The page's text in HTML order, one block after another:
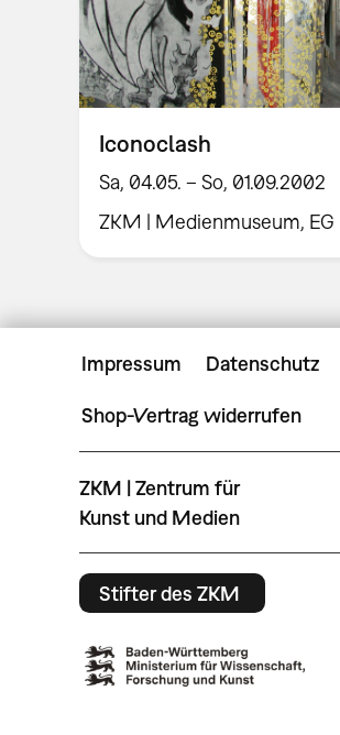
Iconoclash
Sa, 04.05. – So, 01.09.2002
ZKM | Medienmuseum, EG
Impressum Datenschutz
Shop-Vertrag widerrufen
ZKM | Zentrum für
Kunst und Medien
Stifter des ZKM